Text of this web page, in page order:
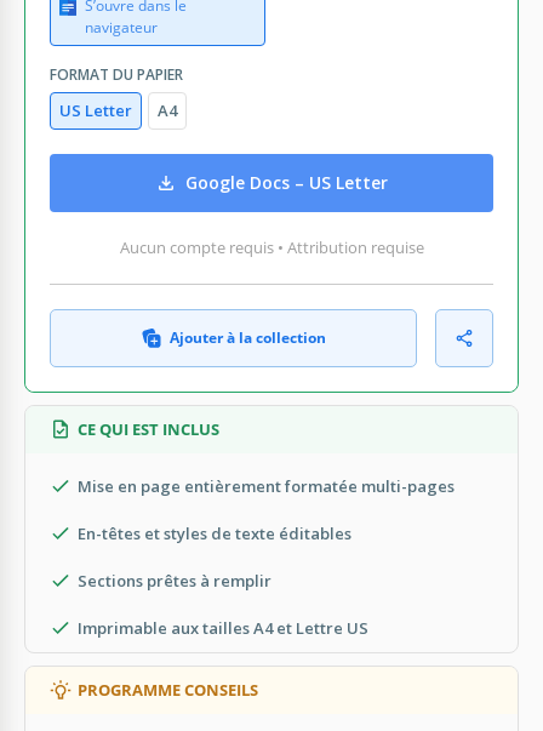
S’ouvre dans le
navigateur
FORMAT DU PAPIER
US Letter A4
Google Docs – US Letter
Aucun compte requis • Attribution requise
Ajouter à la collection
CE QUI EST INCLUS
Mise en page entièrement formatée multi-pages
En-têtes et styles de texte éditables
Sections prêtes à remplir
Imprimable aux tailles A4 et Lettre US
PROGRAMME CONSEILS